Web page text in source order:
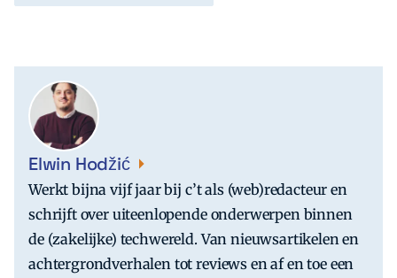
Elwin Hodžić
Werkt bijna vijf jaar bij c’t als (web)redacteur en
schrijft over uiteenlopende onderwerpen binnen
de (zakelijke) techwereld. Van nieuwsartikelen en
achtergrondverhalen tot reviews en af en toe een